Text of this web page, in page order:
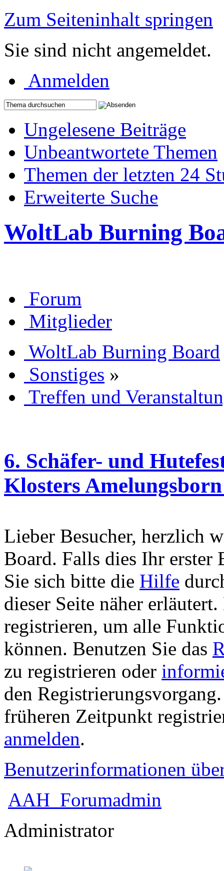
Zum Seiteninhalt springen
Sie sind nicht angemeldet.
Anmelden
Ungelesene Beiträge
Unbeantwortete Themen
Themen der letzten 24
Erweiterte Suche
WoltLab Burning
Forum
Mitglieder
WoltLab Burning Board
Sonstiges »
Treffen und
6. Schäfer- und
Klosters
Lieber Besucher, herzlich
Board. Falls dies Ihr erster
Sie sich bitte die Hilfe
dieser Seite näher
registrieren, um alle
können. Benutzen Sie das
zu registrieren oder
den
früheren Zeitpunkt
anmelden.
Benutzerinformationen
AAH_Forumadmin
Administrator